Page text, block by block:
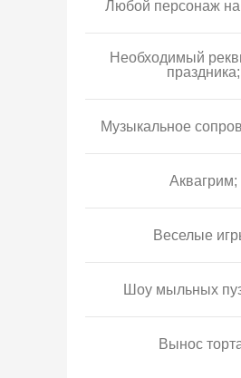
Любой персонаж на
Необходимый
праздника;
Музыкальное
Аквагрим;
Веселые
Шоу мыльных
Вынос